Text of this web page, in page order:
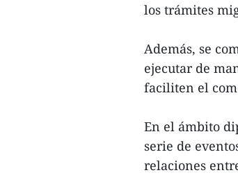
los trámites
Además, se
ejecutar de
faciliten el
En el ámbito
serie de
relaciones